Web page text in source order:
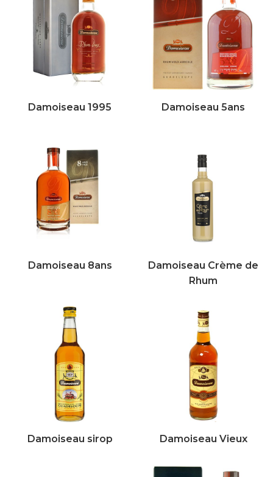
Damoiseau 1995 Damoiseau 5ans
Damoiseau 8ans
Damoiseau Crème de
Rhum
Damoiseau sirop Damoiseau Vieux